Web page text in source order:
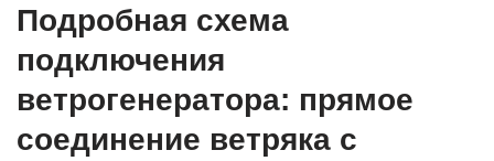
Подробная схема
подключения
ветрогенератора: прямое
соединение ветряка с